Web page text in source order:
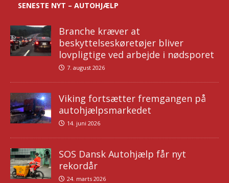
SENESTE NYT – AUTOHJÆLP
Branche kræver at
beskyttelseskøretøjer bliver
lovpligtige ved arbejde i nødsporet
7. august 2026
Viking fortsætter fremgangen på
autohjælpsmarkedet
14. juni 2026
SOS Dansk Autohjælp får nyt
rekordår
24. marts 2026